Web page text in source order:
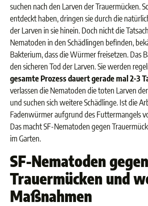
suchen nach den Larven der Trauermücken.
entdeckt haben, dringen sie durch die
der Larven in sie hinein. Doch nicht die
Nematoden in den Schädlingen befinden,
Bakterium, dass die Würmer freisetzen. Das
den sicheren Tod der Larven. Sie werden
gesamte Prozess dauert gerade mal 2-3
verlassen die Nematoden die toten Larven
und suchen sich weitere Schädlinge. Ist die
Fadenwürmer aufgrund des Futtermangels
Das macht SF-Nematoden gegen
im Garten.
SF-Nematoden gegen
Trauermücken und
Maßnahmen